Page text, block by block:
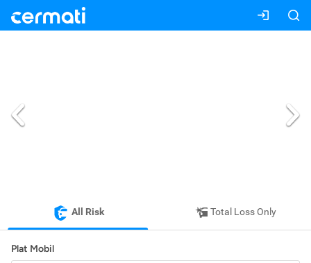
All Risk Total Loss Only
Plat Mobil